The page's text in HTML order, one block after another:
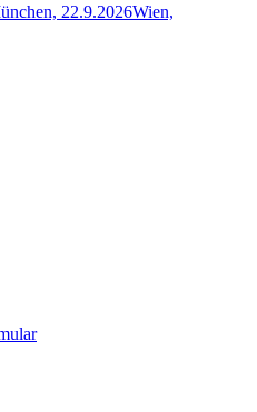
22.9.2026Wien,